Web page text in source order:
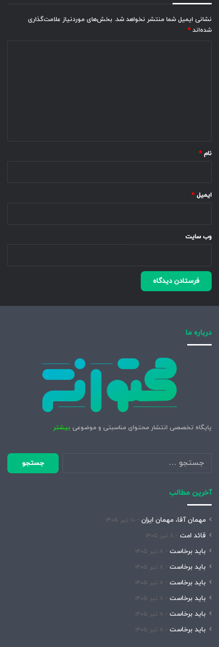
نشانی ایمیل شما منتشر نخواهد شد. بخش‌های موردنیاز علامت‌گذاری
شده‌اند *
نام *
ایمیل *
وب‌ سایت
درباره ما
پایگاه تخصصی انتشار محتوای مناسبتی و موضوعی بیشتر
جستجو
برای:
آخرین مطالب
مهمان آقا، مهمان ایران ۱۰ تیر ۱۴۰۵
قائد امت ۸ تیر ۱۴۰۵
باید برخاست ۸ تیر ۱۴۰۵
باید برخاست ۸ تیر ۱۴۰۵
باید برخاست ۸ تیر ۱۴۰۵
باید برخاست ۸ تیر ۱۴۰۵
باید برخاست ۸ تیر ۱۴۰۵
باید برخاست ۸ تیر ۱۴۰۵